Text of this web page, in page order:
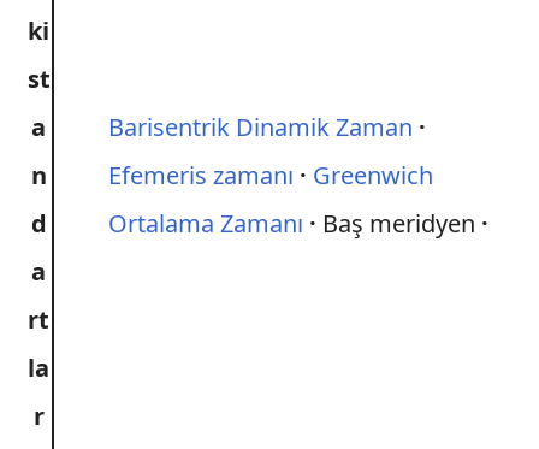
ki
st
a
n
d
a
rt
la
r
Barisentrik Dinamik Zaman
Efemeris zamanı
Greenwich
Ortalama Zamanı
Baş meridyen